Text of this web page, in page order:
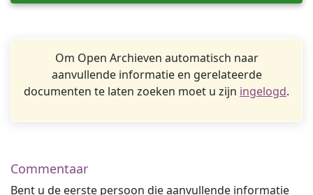
Om Open Archieven automatisch naar
aanvullende informatie en gerelateerde
documenten te laten zoeken moet u zijn ingelogd.
Commentaar
Bent u de eerste persoon die aanvullende informatie